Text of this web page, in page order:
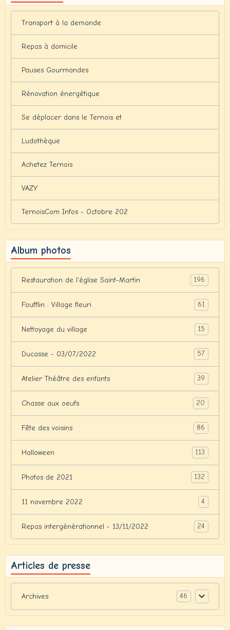
Transport à la demande
Repas à domicile
Pauses Gourmandes
Rénovation énergétique
Se déplacer dans le Ternois et
Ludothèque
Achetez Ternois
VAZY
TernoisCom Infos - Octobre 202
Album photos
Restauration de l'église Saint-Martin 196
Foufflin : Village fleuri 61
Nettoyage du village 15
Ducasse - 03/07/2022 57
Atelier Théâtre des enfants 39
Chasse aux oeufs 20
Fête des voisins 86
Halloween 113
Photos de 2021 132
11 novembre 2022 4
Repas intergénérationnel - 13/11/2022 24
Articles de presse
Archives 46